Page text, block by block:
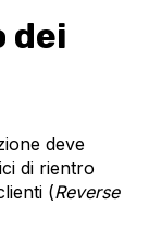
dei
deve
di rientro
(Reverse